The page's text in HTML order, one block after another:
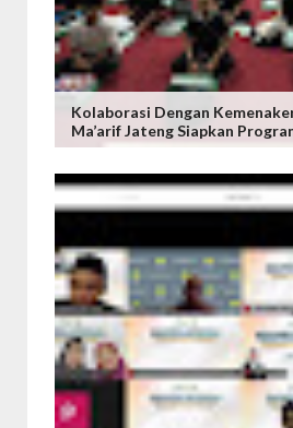
Kolaborasi Dengan
Ma’arif Jateng Siapkan